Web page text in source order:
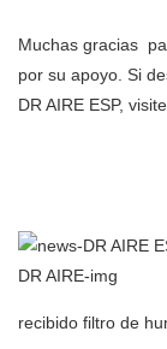
Muchas gracias
por su apoyo. Si
DR AIRE ESP,
recibido filtro de